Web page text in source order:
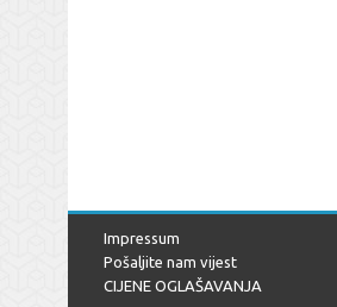
Impressum
Pošaljite nam vijest
CIJENE OGLAŠAVANJA